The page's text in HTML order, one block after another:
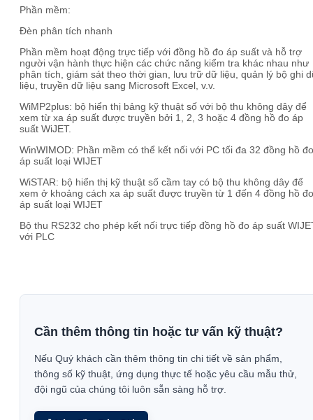
Phần mềm:
Đèn phân tích nhanh
Phần mềm hoạt động trực tiếp với đồng hồ đo áp suất và hỗ trợ
người vận hành thực hiện các chức năng kiểm tra khác nhau như
phân tích, giám sát theo thời gian, lưu trữ dữ liệu, quản lý bộ ghi
liệu, truyền dữ liệu sang Microsoft Excel, v.v.
WiMP2plus: bộ hiển thị bảng kỹ thuật số với bộ thu không dây để
xem từ xa áp suất được truyền bởi 1, 2, 3 hoặc 4 đồng hồ đo áp
suất WiJET.
WinWIMOD: Phần mềm có thể kết nối với PC tối đa 32 đồng hồ đo
áp suất loại WIJET
WiSTAR: bộ hiển thị kỹ thuật số cầm tay có bộ thu không dây để
xem ở khoảng cách xa áp suất được truyền từ 1 đến 4 đồng hồ đo
áp suất loại WIJET
Bộ thu RS232 cho phép kết nối trực tiếp đồng hồ đo áp suất
với PLC
Cần thêm thông tin hoặc tư vấn kỹ thuật?
Nếu Quý khách cần thêm thông tin chi tiết về sản phẩm,
thông số kỹ thuật, ứng dụng thực tế hoặc yêu cầu mẫu thử,
đội ngũ của chúng tôi luôn sẵn sàng hỗ trợ.